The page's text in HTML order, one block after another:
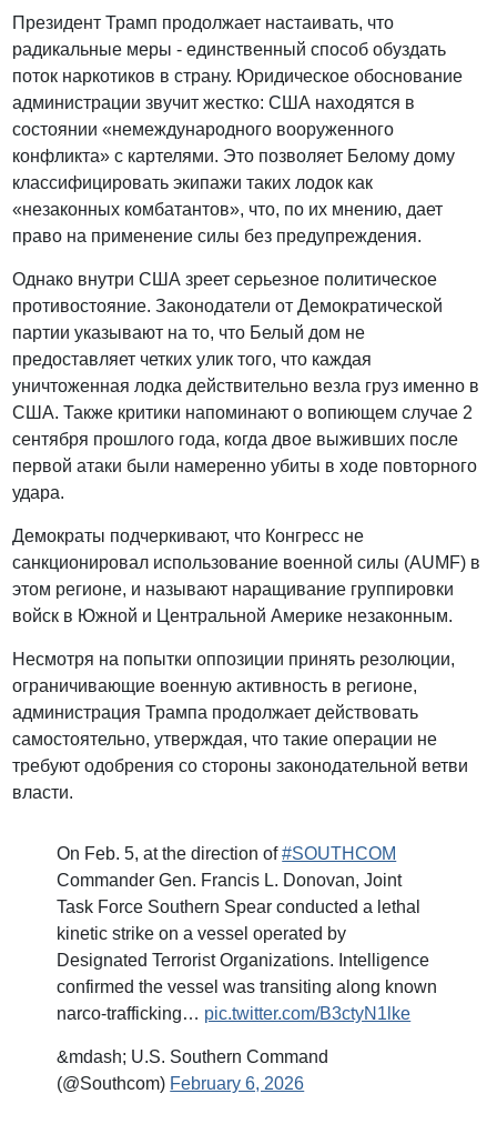
Президент Трамп продолжает настаивать, что
радикальные меры - единственный способ обуздать
поток наркотиков в страну. Юридическое обоснование
администрации звучит жестко: США находятся в
состоянии «немеждународного вооруженного
конфликта» с картелями. Это позволяет Белому дому
классифицировать экипажи таких лодок как
«незаконных комбатантов», что, по их мнению, дает
право на применение силы без предупреждения.
Однако внутри США зреет серьезное политическое
противостояние. Законодатели от Демократической
партии указывают на то, что Белый дом не
предоставляет четких улик того, что каждая
уничтоженная лодка действительно везла груз именно в
США. Также критики напоминают о вопиющем случае 2
сентября прошлого года, когда двое выживших после
первой атаки были намеренно убиты в ходе повторного
удара.
Демократы подчеркивают, что Конгресс не
санкционировал использование военной силы (AUMF) в
этом регионе, и называют наращивание группировки
войск в Южной и Центральной Америке незаконным.
Несмотря на попытки оппозиции принять резолюции,
ограничивающие военную активность в регионе,
администрация Трампа продолжает действовать
самостоятельно, утверждая, что такие операции не
требуют одобрения со стороны законодательной ветви
власти.
On Feb. 5, at the direction of#SOUTHCOM
Commander Gen. Francis L. Donovan, Joint
Task Force Southern Spear conducted a lethal
kinetic strike on a vessel operated by
Designated Terrorist Organizations. Intelligence
confirmed the vessel was transiting along known
narco-trafficking… pic.twitter.com/B3ctyN1lke
&mdash; U.S. Southern Command
(@Southcom) February 6, 2026